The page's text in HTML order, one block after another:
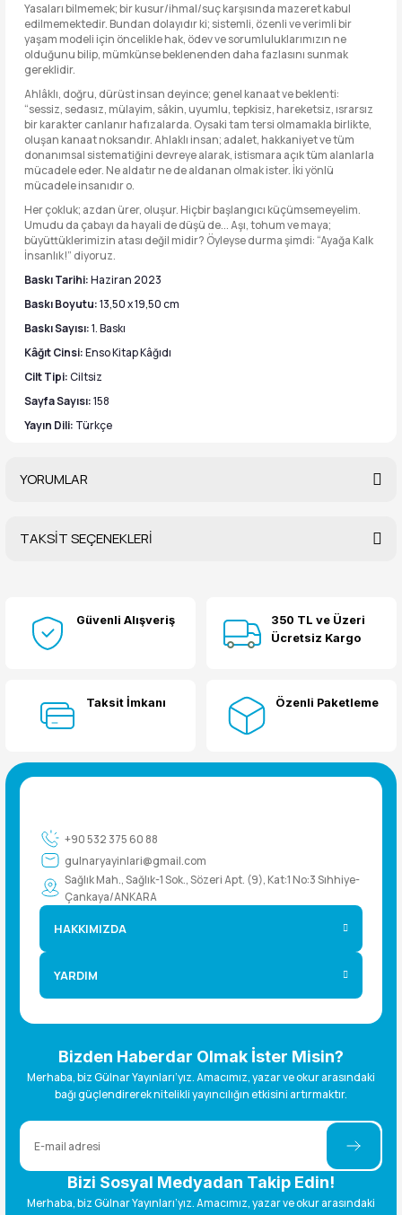
Yasaları bilmemek; bir kusur/ihmal/suç karşısında mazeret kabul
edilmemektedir. Bundan dolayıdır ki; sistemli, özenli ve verimli bir
yaşam modeli için öncelikle hak, ödev ve sorumluluklarımızın ne
olduğunu bilip, mümkünse beklenenden daha fazlasını sunmak
gereklidir.
Ahlâklı, doğru, dürüst insan deyince; genel kanaat ve beklenti:
“sessiz, sedasız, mülayim, sâkin, uyumlu, tepkisiz, hareketsiz, ısrarsız
bir karakter canlanır hafızalarda. Oysaki tam tersi olmamakla birlikte,
oluşan kanaat noksandır. Ahlaklı insan; adalet, hakkaniyet ve tüm
donanımsal sistematiğini devreye alarak, istismara açık tüm alanlarla
mücadele eder. Ne aldatır ne de aldanan olmak ister. İki yönlü
mücadele insanıdır o.
Her çokluk; azdan ürer, oluşur. Hiçbir başlangıcı küçümsemeyelim.
Umudu da çabayı da hayali de düşü de... Aşı, tohum ve maya;
büyüttüklerimizin atası değil midir? Öyleyse durma şimdi: “Ayağa Kalk
İnsanlık!” diyoruz.
Baskı Tarihi:Haziran 2023
Baskı Boyutu:13,50 x 19,50 cm
Baskı Sayısı:1. Baskı
Kâğıt Cinsi:Enso Kitap Kâğıdı
Cilt Tipi:Ciltsiz
Sayfa Sayısı:158
Yayın Dili: Türkçe
YORUMLAR
Yorum Yaz
TAKSİT SEÇENEKLERİ
Güvenli Alışveriş
350 TL ve Üzeri
Ücretsiz Kargo
Taksit İmkanı Özenli Paketleme
+90 532 375 60 88
gulnaryayinlari@gmail.com
Sağlık Mah., Sağlık-1 Sok., Sözeri Apt. (9), Kat:1 No:3 Sıhhiye-
Çankaya/ANKARA
HAKKIMIZDA
YARDIM
Bizden Haberdar Olmak İster Misin?
Merhaba, biz Gülnar Yayınları’yız. Amacımız, yazar ve okur arasındaki
bağı güçlendirerek nitelikli yayıncılığın etkisini artırmaktır.
Bizi Sosyal Medyadan Takip Edin!
Merhaba, biz Gülnar Yayınları’yız. Amacımız, yazar ve okur arasındaki